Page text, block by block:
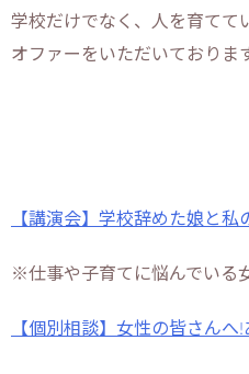
学校だけでなく、人を育てて
オファーをいただいておりま
【講演会】学校辞めた娘と私
※仕事や子育てに悩んでいる
【個別相談】女性の皆さん